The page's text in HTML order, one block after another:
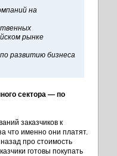
на
рынке
развитию бизнеса
сектора — по
заказчиков к
что именно они платят.
про стоимость
готовы покупать